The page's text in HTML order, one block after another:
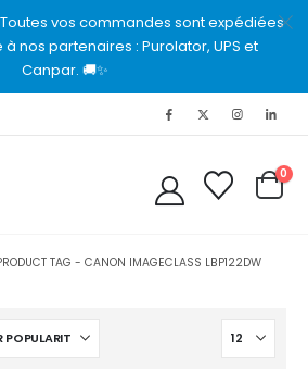
vos commandes sont expédiées
nos partenaires : Purolator, UPS et
Canpar. 🚚✨
0
TAG -CANON IMAGECLASS LBP122DW